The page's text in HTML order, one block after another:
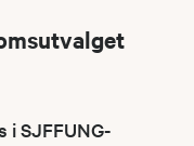
i SJFFUNG-